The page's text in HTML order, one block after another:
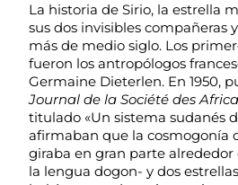
La historia de Sirio, la estrella
sus dos invisibles compañeras
más de medio siglo. Los
fueron los antropólogos
Germaine Dieterlen. En 1950,
Journal de la Société des
titulado «Un sistema sudanés
afirmaban que la cosmogonía
giraba en gran parte alrededor
la lengua dogon- y dos